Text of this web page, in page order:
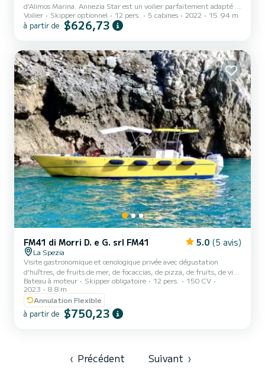
d'Alimos Marina. Annezia Star est un voilier parfaitement adapté à
toutes les locations. Ce voilier est très agréable à manier pour une
croisière d'une semaine ou plus. Le voilier mesure 16 mètres de long
3 WC avec douche. Ce bateau est équipé d'une grand voile sur
enrouleur et d'un génois sur enrouleur. I...
Voilier Skipper optionnel 12 pers. 5 cabines 2022 15.94 m
à partir de $626,73
FM41 di Morri D. e G. srl FM41 5.0 (5 avis)
La Spezia
Visite gastronomique et œnologique privée avec dégustation
d'huîtres, de fruits de mer, de focaccias, de pizza, de fruits, de vins
et de boissons tout en admirant le splendide Golfe des Poètes de
Tellaro à Portovenere, des îles Palmaria et Tino jusqu'aux portes des
Cinque Terre avec arrêts pour la baignade dans les eaux
merveilleuses des côtes ligures. Bateau équipé de toilettes,
douches, auvent, sièges confortables, chaîne stéréo, wi-fi, table,
Bateau à moteur Skipper obligatoire 12 pers.
150 CV
2023
8.8 m
Annulation Flexible
à partir de $750,23
‹ Précédent Suivant ›